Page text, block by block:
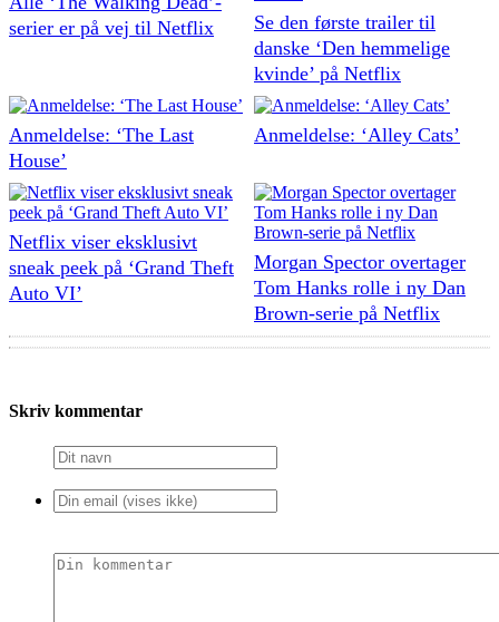
serier er på vej til Netflix
Se den første trailer til
danske ‘Den hemmelige
kvinde’ på Netflix
Anmeldelse: ‘The Last
House’
Anmeldelse: ‘Alley Cats’
Netflix viser eksklusivt
sneak peek på ‘Grand Theft
Auto VI’
Morgan Spector overtager
Tom Hanks rolle i ny Dan
Brown-serie på Netflix
Skriv kommentar